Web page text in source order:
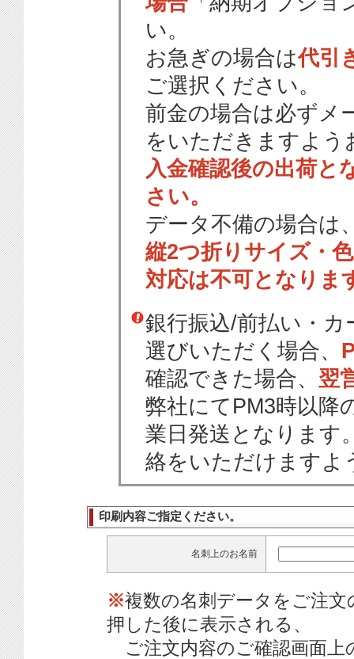
い。
お急ぎの場合は代引
ご選択ください。
前金の場合は必ずメ
をいただきますよう
入金確認後の出荷と
さい。
データ不備の場合は
縦2つ折りサイズ・
対応は不可となりま
銀行振込/前払い・
選びいただく場合、
確認できた場合、 翌
弊社にてPM3時以降
業日発送となります
絡をいただけますよ
印刷内容ご指定ください。
名刺上のお名前
※複数の名刺データをご注
押した後に表示される、
ご注文内容のご確認画面上